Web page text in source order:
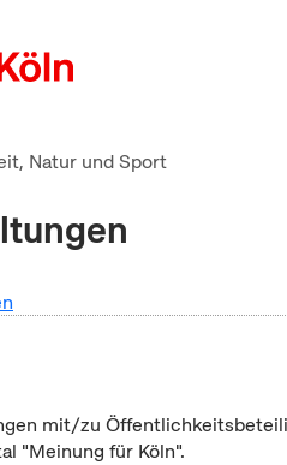
Natur und Sport
mit/zu
"Meinung für Köln".